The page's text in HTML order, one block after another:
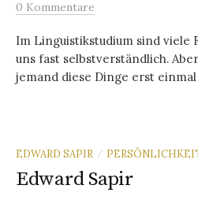
0 Kommentare
Im Linguistikstudium sind viele
uns fast selbstverständlich.
jemand diese Dinge erst
EDWARD SAPIR /
Edward Sapir